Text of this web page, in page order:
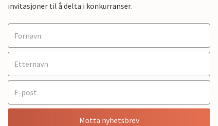
invitasjoner til å delta i konkurranser.
Motta nyhetsbrev